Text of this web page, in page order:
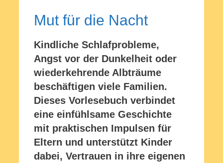
Mut für die Nacht
Kindliche Schlafprobleme,
Angst vor der Dunkelheit oder
wiederkehrende Albträume
beschäftigen viele Familien.
Dieses Vorlesebuch verbindet
eine einfühlsame Geschichte
mit praktischen Impulsen für
Eltern und unterstützt Kinder
dabei, Vertrauen in ihre eigenen